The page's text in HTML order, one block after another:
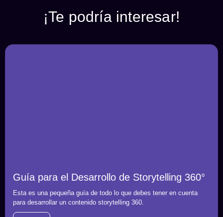
¡Te podría interesar!
Guía para el Desarrollo de Storytelling 360°
Esta es una pequeña guía de todo lo que debes tener en cuenta
para desarrollar un contenido storytelling 360.